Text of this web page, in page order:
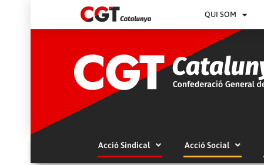
QUI SOM
Acció Sindical Acció Social